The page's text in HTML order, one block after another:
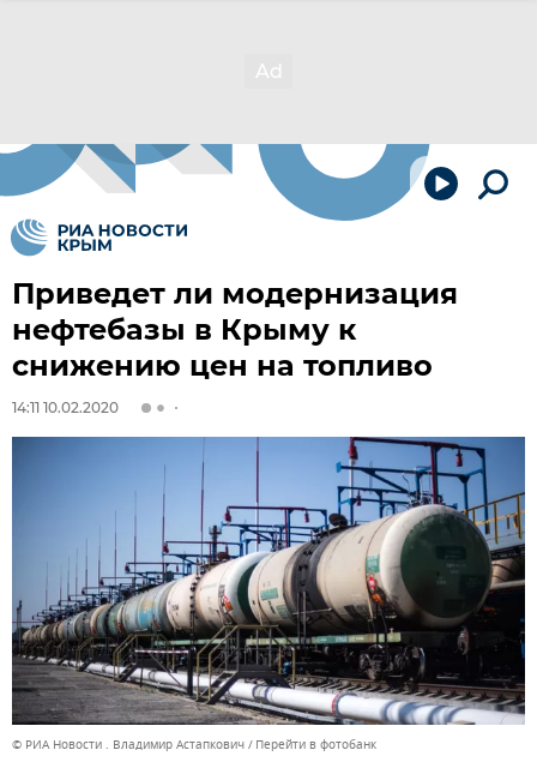
Приведет ли модернизация
нефтебазы в Крыму к
снижению цен на топливо
14:11 10.02.2020
© РИА Новости . Владимир Астапкович Перейти в фотобанк